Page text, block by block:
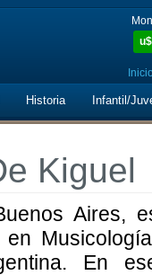
u$
Historia Infantil/
Kiguel
Aires,
en
En